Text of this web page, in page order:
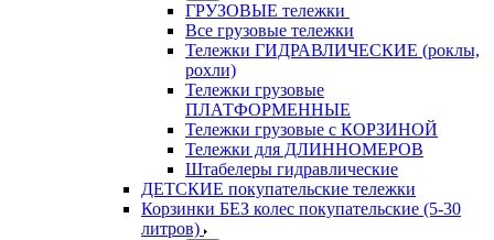
ГРУЗОВЫЕ тележки
Все грузовые тележки
Тележки ГИДРАВЛИЧЕСКИЕ (роклы,
рохли)
Тележки грузовые
ПЛАТФОРМЕННЫЕ
Тележки грузовые с КОРЗИНОЙ
Тележки для ДЛИННОМЕРОВ
Штабелеры гидравлические
ДЕТСКИЕ покупательские тележки
Корзинки БЕЗ колес покупательские (5-30
литров)